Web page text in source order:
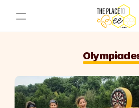
Nos Espaces
Nos Activités
03 21 34 78 44